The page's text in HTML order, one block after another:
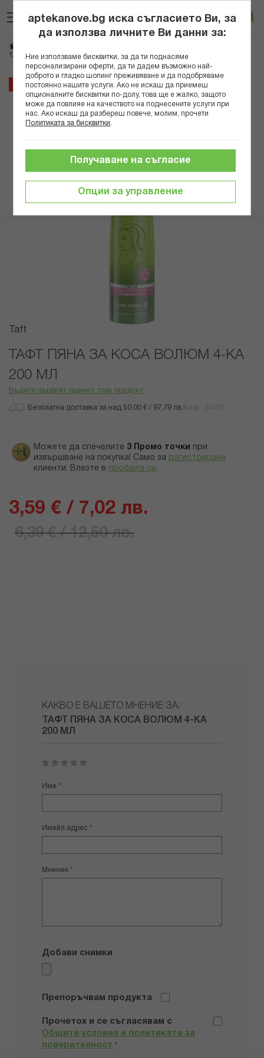
към
съдържанието
Вход
ТАФТ ПЯНА ЗА КОСА ВОЛЮМ 4-КА 200 МЛ
44%
Преминете
края
Преминете
началото
галерия
със
Taft
ТАФТ ПЯНА ЗА КОСА ВОЛЮМ 4-КА
200 МЛ
Бъдете първият оценил този продукт
Безплатна доставка за над 50.00 € / 97,79 лв.
Можете да спечелите 3 Промо точки
при
извършване на покупка! Само за регистрирани
клиенти. Влезте в профила си .
3,59 € / 7,02 лв.
6,39 € / 12,50 лв.
КАКВО Е ВАШЕТО МНЕНИЕ ЗА:
ТАФТ ПЯНА ЗА КОСА ВОЛЮМ 4-КА
200 МЛ
star
stars
stars
stars
stars
Име
Имейл адрес
Мнение
Добави снимки
Препоръчвам продукта
Прочетох и се съгласявам с
Общите условия и политиката за
поверителност *
aptekanove.bg иска съгласието Ви, за
да използва личните Ви данни за:
Ние използваме бисквитки, за да ти поднасяме
персонализирани оферти, да ти дадем възможно най-
доброто и гладко шопинг преживяване и да подобряваме
постоянно нашите услуги. Ако не искаш да приемеш
опционалните бисквитки по-долу, това ще е жалко, защото
може да повлияе на качеството на поднесените услуги при
нас. Ако искаш да разбереш повече, молим, прочети
Политиката за бисквитки
Опции за управление
Получаване на съгласие